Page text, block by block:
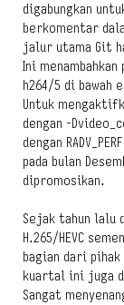
digabungkan
berkomentar
jalur utama Git
Ini
h264/5 di bawah
Untuk
dengan -
dengan
pada bulan
dipromosikan.
Sejak tahun lalu
H.265/HEVC
bagian dari
kuartal ini juga
Sangat